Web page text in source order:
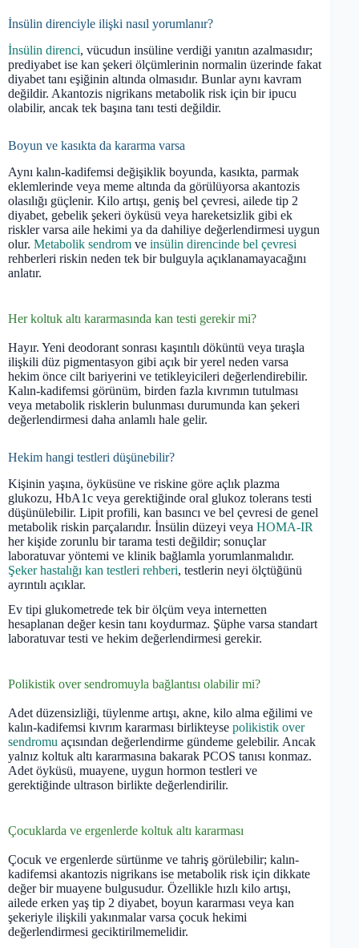
İnsülin direnciyle ilişki nasıl yorumlanır?
İnsülin direnci, vücudun insüline verdiği yanıtın azalmasıdır;
prediyabet ise kan şekeri ölçümlerinin normalin üzerinde fakat
diyabet tanı eşiğinin altında olmasıdır. Bunlar aynı kavram
değildir. Akantozis nigrikans metabolik risk için bir ipucu
olabilir, ancak tek başına tanı testi değildir.
Boyun ve kasıkta da kararma varsa
Aynı kalın-kadifemsi değişiklik boyunda, kasıkta, parmak
eklemlerinde veya meme altında da görülüyorsa akantozis
olasılığı güçlenir. Kilo artışı, geniş bel çevresi, ailede tip 2
diyabet, gebelik şekeri öyküsü veya hareketsizlik gibi ek
riskler varsa aile hekimi ya da dahiliye değerlendirmesi uygun
olur. Metabolik sendrom ve insülin direncinde bel çevresi
rehberleri riskin neden tek bir bulguyla açıklanamayacağını
anlatır.
Her koltuk altı kararmasında kan testi gerekir mi?
Hayır. Yeni deodorant sonrası kaşıntılı döküntü veya tıraşla
ilişkili düz pigmentasyon gibi açık bir yerel neden varsa
hekim önce cilt bariyerini ve tetikleyicileri değerlendirebilir.
Kalın-kadifemsi görünüm, birden fazla kıvrımın tutulması
veya metabolik risklerin bulunması durumunda kan şekeri
değerlendirmesi daha anlamlı hale gelir.
Hekim hangi testleri düşünebilir?
Kişinin yaşına, öyküsüne ve riskine göre açlık plazma
glukozu, HbA1c veya gerektiğinde oral glukoz tolerans testi
düşünülebilir. Lipit profili, kan basıncı ve bel çevresi de genel
metabolik riskin parçalarıdır. İnsülin düzeyi veya HOMA-IR
her kişide zorunlu bir tarama testi değildir; sonuçlar
laboratuvar yöntemi ve klinik bağlamla yorumlanmalıdır.
Şeker hastalığı kan testleri rehberi, testlerin neyi ölçtüğünü
ayrıntılı açıklar.
Ev tipi glukometrede tek bir ölçüm veya internetten
hesaplanan değer kesin tanı koydurmaz. Şüphe varsa standart
laboratuvar testi ve hekim değerlendirmesi gerekir.
Polikistik over sendromuyla bağlantısı olabilir mi?
Adet düzensizliği, tüylenme artışı, akne, kilo alma eğilimi ve
kalın-kadifemsi kıvrım kararması birlikteyse polikistik over
sendromu açısından değerlendirme gündeme gelebilir. Ancak
yalnız koltuk altı kararmasına bakarak PCOS tanısı konmaz.
Adet öyküsü, muayene, uygun hormon testleri ve
gerektiğinde ultrason birlikte değerlendirilir.
Çocuklarda ve ergenlerde koltuk altı kararması
Çocuk ve ergenlerde sürtünme ve tahriş görülebilir; kalın-
kadifemsi akantozis nigrikans ise metabolik risk için dikkate
değer bir muayene bulgusudur. Özellikle hızlı kilo artışı,
ailede erken yaş tip 2 diyabet, boyun kararması veya kan
şekeriyle ilişkili yakınmalar varsa çocuk hekimi
değerlendirmesi geciktirilmemelidir.